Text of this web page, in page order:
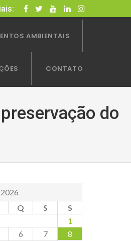
AMBIENTAIS
CONTATO
do
Q S
S
1
6 7
8